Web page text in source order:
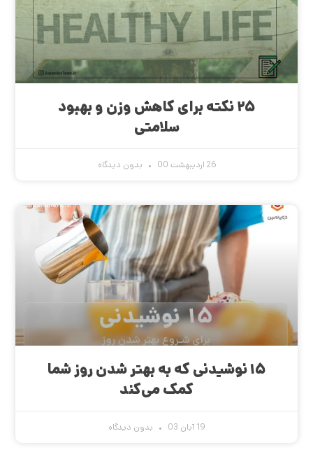
۲۵ نکته برای کاهش وزن و بهبود
سلامتی
26 اردیبهشت 00 بدون دیدگاه
۱۵ نوشیدنی که به بهتر شدن روز شما
کمک می‌کند
19 آبان 03 بدون دیدگاه